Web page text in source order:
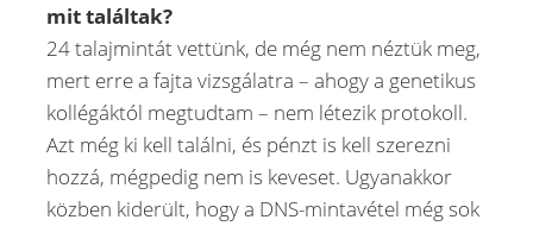
mit találtak?
24 talajmintát vettünk, de még nem néztük meg,
mert erre a fajta vizsgálatra – ahogy a genetikus
kollégáktól megtudtam – nem létezik protokoll.
Azt még ki kell találni, és pénzt is kell szerezni
hozzá, mégpedig nem is keveset. Ugyanakkor
közben kiderült, hogy a DNS-mintavétel még sok